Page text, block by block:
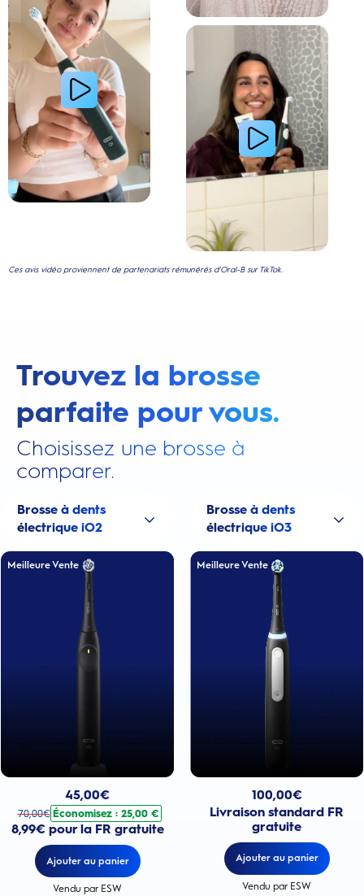
Lire la vidéo : Le secret d’une jeune femme
Ces avis vidéo proviennent de partenariats rémunérés d'Oral-B sur TikTok.
Trouvez la brosse
parfaite pour vous.
Choisissez une brosse à
comparer.
Brosse à dents
électrique iO2
Meilleure Vente
45,00€
70,00€ Économisez : 25,00 €
8,99€ pour la FR gratuite
Ajouter au panier
Vendu par ESW
Brosse à dents
électrique iO3
Meilleure Vente
100,00€
Livraison standard FR
gratuite
Ajouter au panier
Vendu par ESW